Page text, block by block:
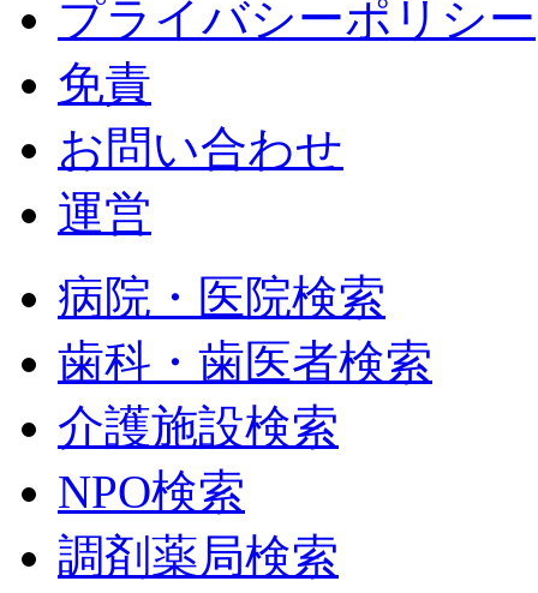
プライバシーポリシー
免責
お問い合わせ
運営
病院・医院検索
歯科・歯医者検索
介護施設検索
NPO検索
調剤薬局検索